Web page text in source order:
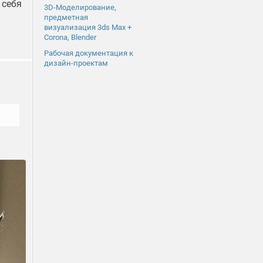
3D-Моделирование,
предметная
визуализация 3ds Max +
Corona, Blender
Рабочая документация к
дизайн-проектам